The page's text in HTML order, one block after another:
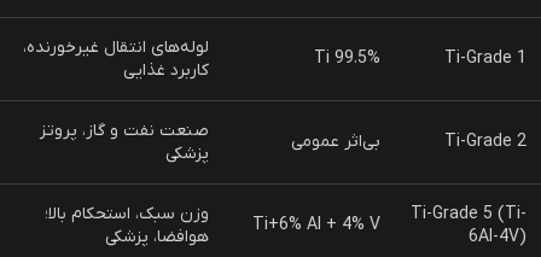
Ti-Grade 1
99.5% Ti
لوله‌های انتقال غیرخورنده،
کاربرد غذایی
Ti-Grade 2 بی‌اثر عمومی
صنعت نفت و گاز، پروتز
پزشکی
Ti-Grade 5 (Ti-
6Al-4V)
Ti+6% Al + 4% V
وزن سبک، استحکام بالا؛
هوافضا، پزشکی